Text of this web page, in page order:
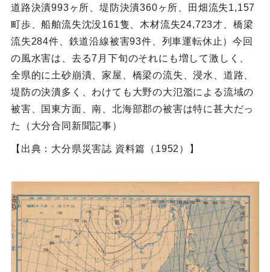
道路決潰993ヶ所、堤防決潰360ヶ所、田畑流失1,157
町歩、船舶流失沈没161隻、木材流失24,723才、橋梁
流失284件、鉄道沿線被害93件、列車運転休止）今回
の風水害は、去る7月下旬のそれにも増して激しく、
全県的に土砂崩潰、家屋、橋梁の流失、浸水、道路、
堤防の決潰多く、わけても大野の大氾濫による流域の
被害、国東方面、南、北海部郡の被害は特に甚大だっ
た（大分合同新聞記事）
【出典：大分県災害誌 資料篇（1952）】